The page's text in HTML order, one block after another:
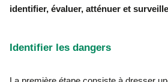
identifier, évaluer, atténuer et
Identifier les dangers